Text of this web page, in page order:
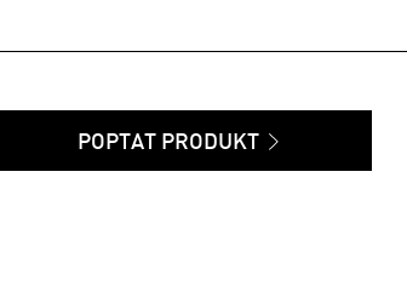
POPTAT PRODUKT